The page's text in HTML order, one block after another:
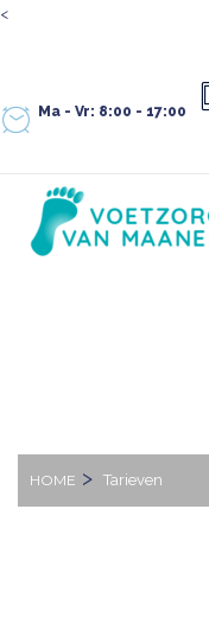
<
Ma - Vr: 8:00 - 17:00
HOME Tarieven